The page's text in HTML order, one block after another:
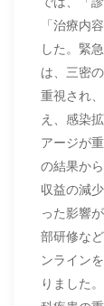
「治療内
した。緊
は、三密
重視され
え、感染
アージが
の結果か
収益の減
った影響
部研修な
ンライン
りました